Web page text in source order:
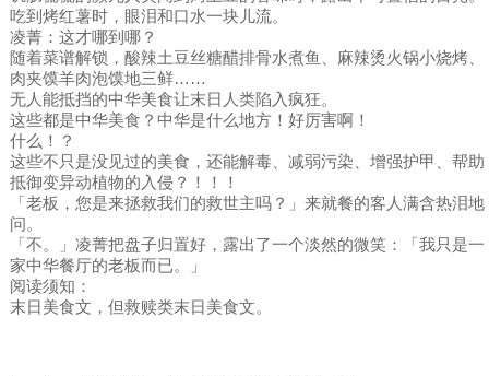
吃到烤红薯时，眼泪和口水一块儿流。
凌菁：这才哪到哪？
随着菜谱解锁，酸辣土豆丝糖醋排骨水煮鱼、麻辣烫火锅小烧烤、
肉夹馍羊肉泡馍地三鲜……
无人能抵挡的中华美食让末日人类陷入疯狂。
这些都是中华美食？中华是什么地方！好厉害啊！
什么！？
这些不只是没见过的美食，还能解毒、减弱污染、增强护甲、帮助
抵御变异动植物的入侵？！！！
「老板，您是来拯救我们的救世主吗？」来就餐的客人满含热泪地
问。
「不。」凌菁把盘子归置好，露出了一个淡然的微笑：「我只是一
家中华餐厅的老板而已。」
阅读须知：
末日美食文，但救赎类末日美食文。